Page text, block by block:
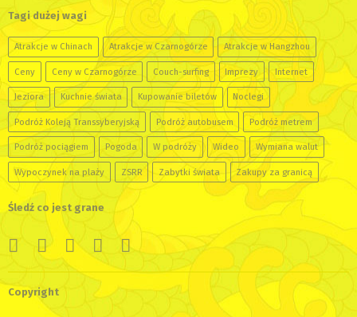
Tagi dużej wagi
Atrakcje w Chinach Atrakcje w Czarnogórze Atrakcje w Hangzhou
Ceny Ceny w Czarnogórze Couch-surfing Imprezy Internet
Jeziora Kuchnie świata Kupowanie biletów Noclegi
Podróż Koleją Transsyberyjską Podróż autobusem Podróż metrem
Podróż pociągiem Pogoda W podróży Wideo Wymiana walut
Wypoczynek na plaży ZSRR Zabytki świata Zakupy za granicą
Śledź co jest grane
Copyright